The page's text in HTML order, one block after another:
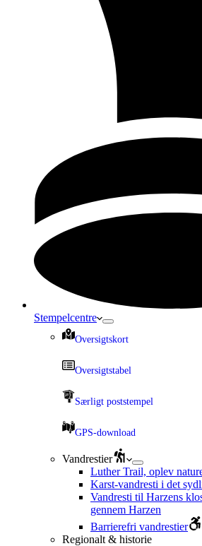
Stempelcentre
Oversigtskort
Oversigtstabel
Særligt poststempel
GPS-download
Vandrestier
Luther Trail, oplev
Karst-vandresti i det
Vandresti til Harzens
gennem Harzen
Barrierefri vandrestier
Regionalt & historie